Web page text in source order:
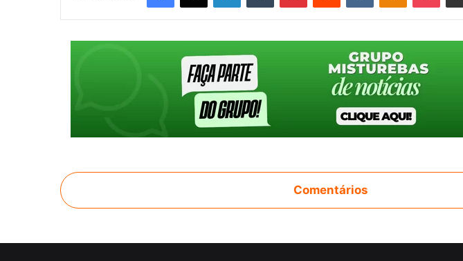
Comentários